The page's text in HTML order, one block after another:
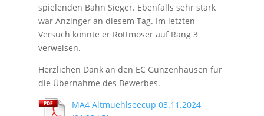
spielenden Bahn Sieger. Ebenfalls sehr stark
war Anzinger an diesem Tag. Im letzten
Versuch konnte er Rottmoser auf Rang 3
verweisen.
Herzlichen Dank an den EC Gunzenhausen für
die Übernahme des Bewerbes.
MA4 Altmuehlseecup 03.11.2024